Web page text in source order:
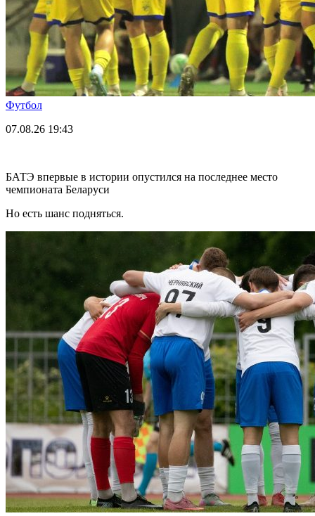
Футбол
07.08.26 19:43
БАТЭ впервые в истории опустился на последнее место
чемпионата Беларуси
Но есть шанс подняться.